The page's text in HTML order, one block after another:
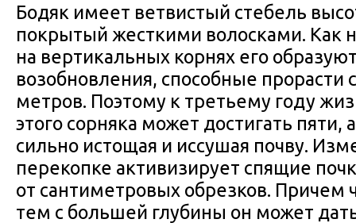
Бодяк имеет ветвистый стебель
покрытый жесткими волосками. Как
на вертикальных корнях его
возобновления, способные прорасти
метров. Поэтому к третьему году
этого сорняка может достигать пяти,
сильно истощая и иссушая почву.
перекопке активизирует спящие
от сантиметровых обрезков. Причем
тем с большей глубины он может